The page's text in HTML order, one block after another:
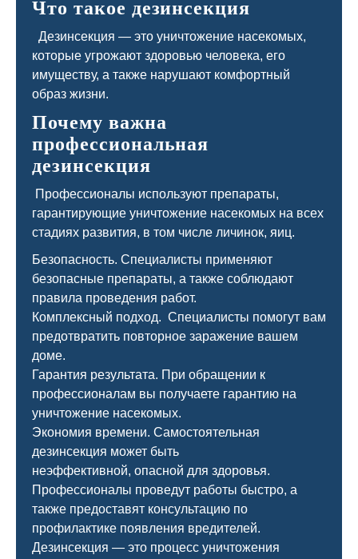
Что такое дезинсекция
Дезинсекция — это уничтожение насекомых,
которые угрожают здоровью человека, его
имуществу, а также нарушают комфортный
образ жизни.
Почему важна
профессиональная
дезинсекция
Профессионалы используют препараты,
гарантирующие уничтожение насекомых на всех
стадиях развития, в том числе личинок, яиц.
Безопасность. Специалисты применяют
безопасные препараты, а также соблюдают
правила проведения работ.
Комплексный подход. Специалисты помогут вам
предотвратить повторное заражение вашем
доме.
Гарантия результата. При обращении к
профессионалам вы получаете гарантию на
уничтожение насекомых.
Экономия времени. Самостоятельная
дезинсекция может быть
неэффективной, опасной для здоровья.
Профессионалы проведут работы быстро, а
также предоставят консультацию по
профилактике появления вредителей.
Дезинсекция — это процесс уничтожения